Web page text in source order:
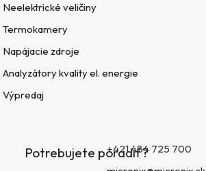
Neelektrické veličiny
Termokamery
Napájacie zdroje
Analyzátory kvality el. energie
Výpredaj
Potrebujete poradiť?+421 484 725 700